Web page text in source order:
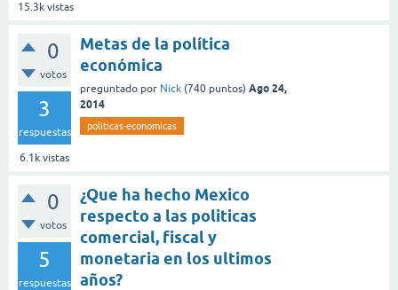
15.3k vistas
0
votos
3
respuestas
6.1k vistas
Metas de la política
económica
preguntado por Nick (740 puntos) Ago 24,
2014
politicas-economicas
0
votos
5
respuestas
¿Que ha hecho Mexico
respecto a las politicas
comercial, fiscal y
monetaria en los ultimos
años?